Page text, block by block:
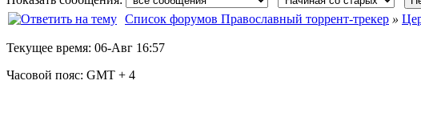
Список форумов Православный торрент-трекер »
Текущее время: 06-Авг 16:57
Часовой пояс: GMT + 4